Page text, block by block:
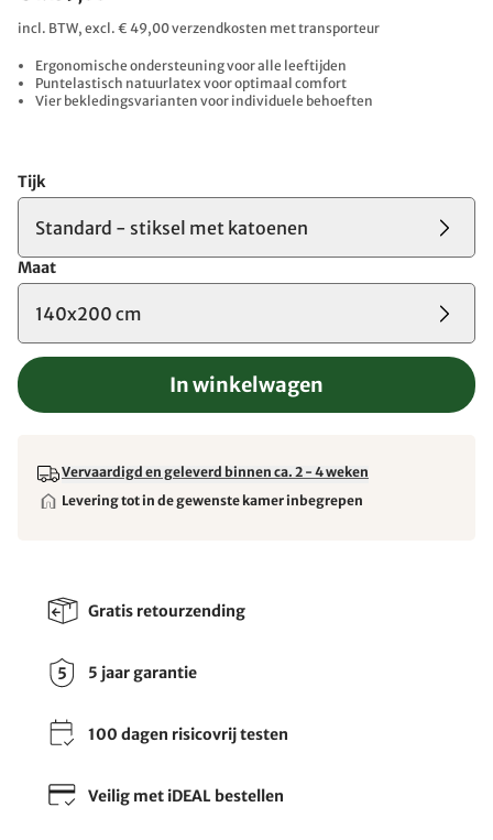
incl. BTW, excl. € 49,00 verzendkosten met transporteur
Ergonomische ondersteuning voor alle leeftijden
Puntelastisch natuurlatex voor optimaal comfort
Vier bekledingsvarianten voor individuele behoeften
Tijk
Standard - stiksel met katoenen
Maat
140x200 cm
In winkelwagen
Vervaardigd en geleverd binnen ca. 2 - 4 weken
Levering tot in de gewenste kamer inbegrepen
Gratis retourzending
5 jaar garantie
100 dagen risicovrij testen
Veilig met iDEAL bestellen